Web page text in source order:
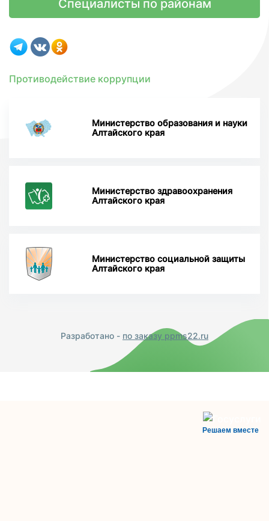
Специалисты по районам
Противодействие коррупции
Министерство образования и науки
Алтайского края
Министерство здравоохранения
Алтайского края
Министерство социальной защиты
Алтайского края
Разработано - по заказу ppms22.ru
Решаем вместе